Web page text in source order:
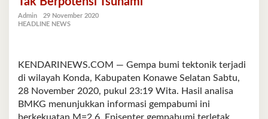
Konda,
Tsunami
Admin
29 November 2020
HEADLINE NEWS
KENDARINEWS.COM — Gempa bumi tektonik terjadi
di wilayah Konda, Kabupaten Konawe Selatan Sabtu,
28 November 2020, pukul 23:19 Wita. Hasil analisa
BMKG menunjukkan informasi gempabumi ini